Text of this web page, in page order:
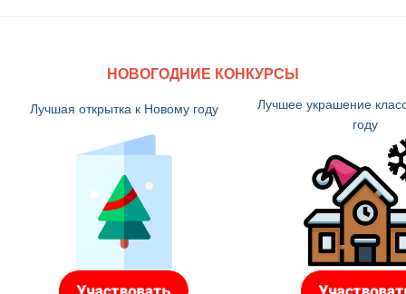
НОВОГОДНИЕ КОНКУРСЫ
Лучшая открытка к Новому году
Лучшее украшение
году